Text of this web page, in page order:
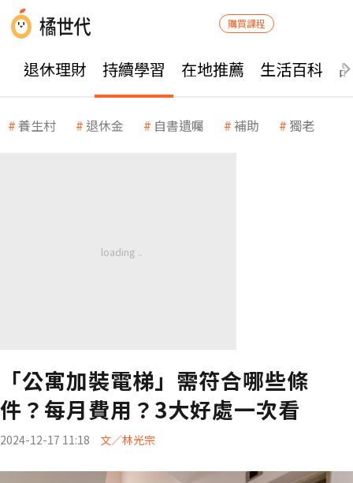
購買課程
退休理財 持續學習 在地推薦 生活百科
養生村 退休金 自書遺囑 補助 獨老
「公寓加裝電梯」需符合哪些條
件？每月費用？3大好處一次看
2024-12-17 11:18 文／林光宗